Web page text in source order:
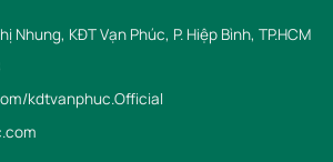
Nhung, KĐT Vạn Phúc, P. Hiệp Bình, TP.HCM
kdtvanphuc.Official